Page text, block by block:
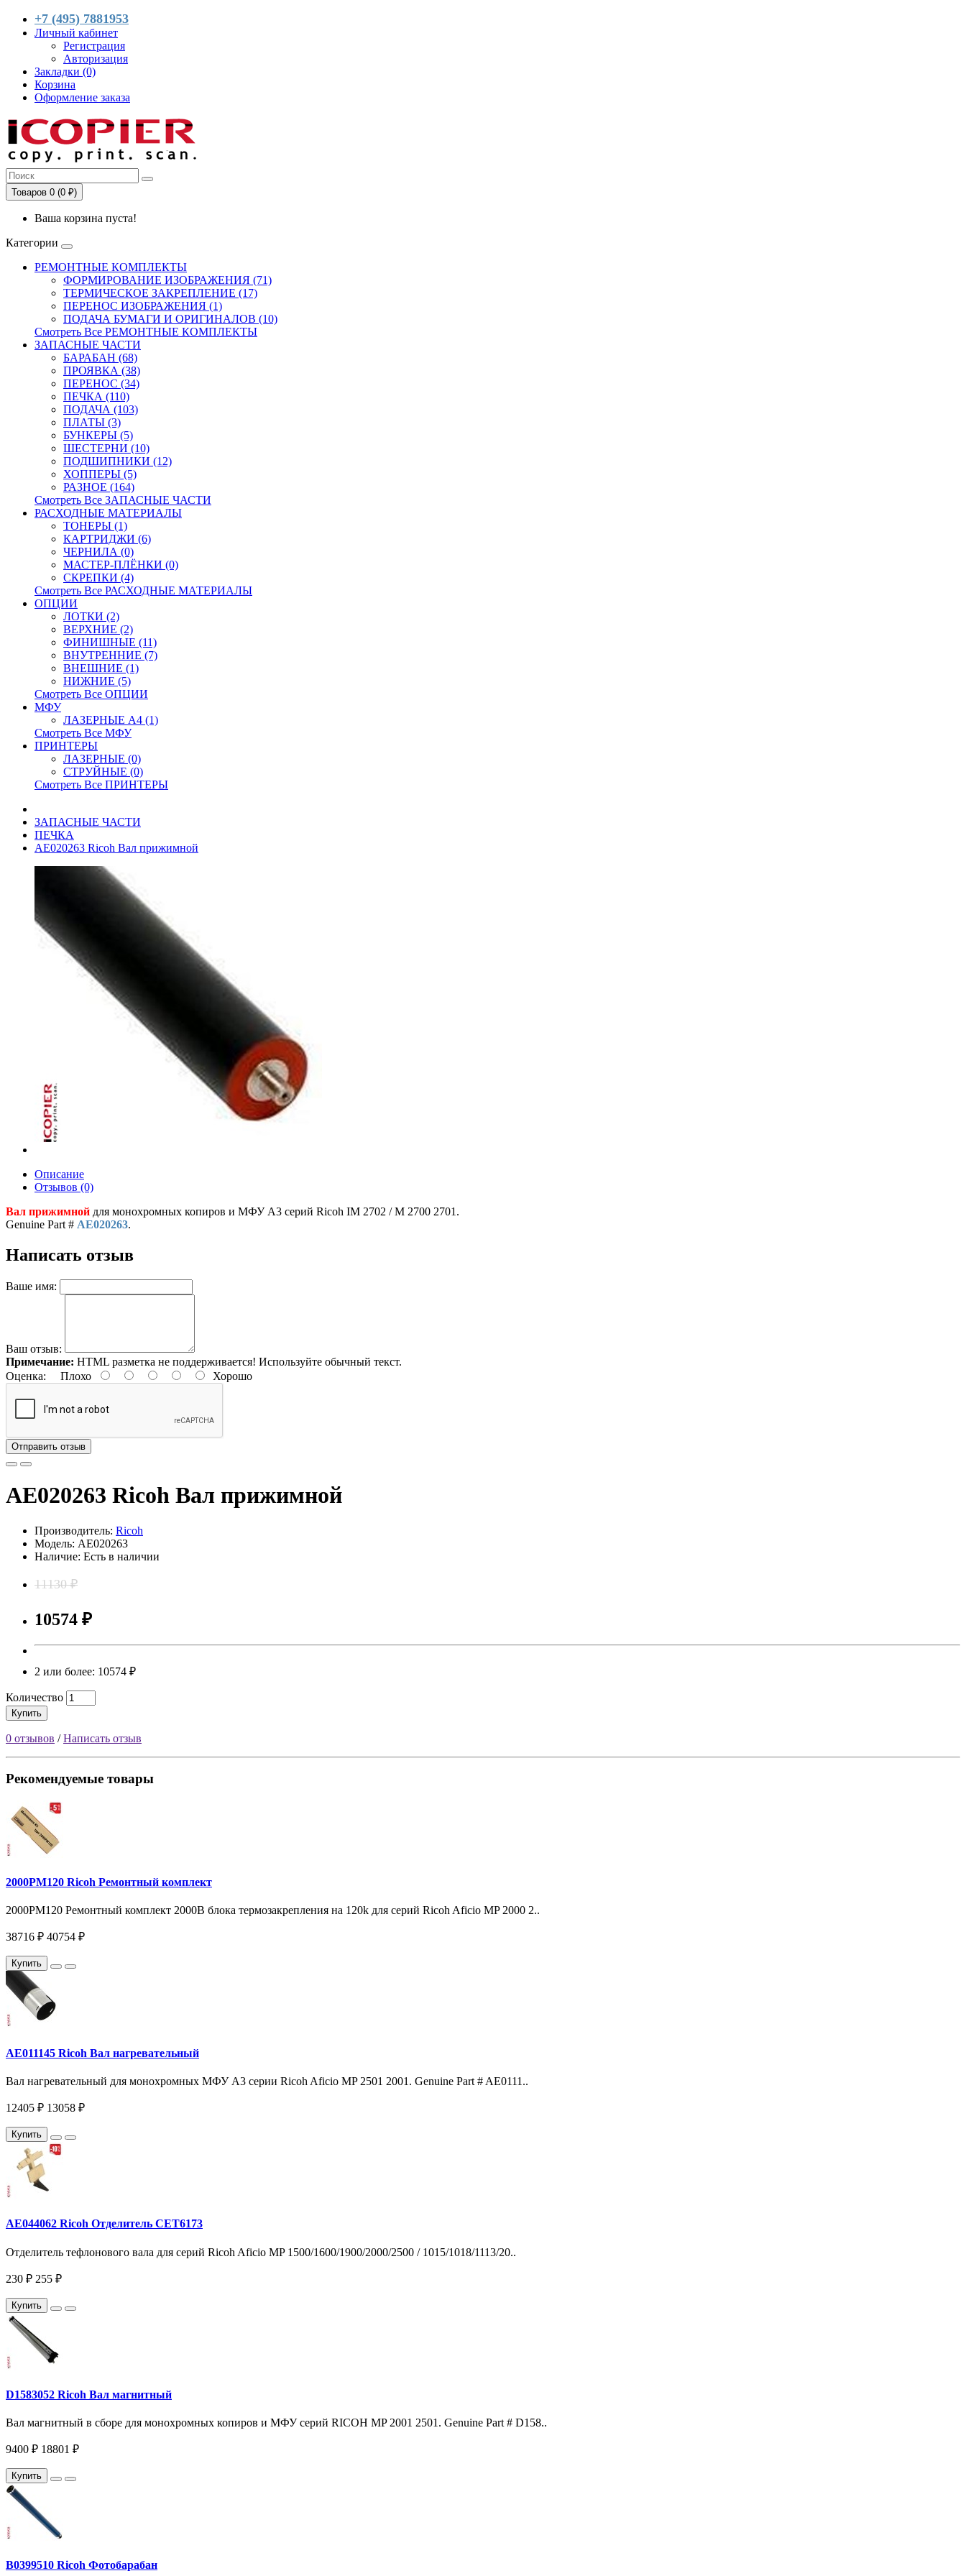
+7 (495) 7881953
Личный кабинет
Регистрация
Авторизация
Закладки (0)
Корзина
Оформление заказа
Товаров 0 (0 ₽)
Ваша корзина пуста!
Категории
РЕМОНТНЫЕ КОМПЛЕКТЫ
ФОРМИРОВАНИЕ ИЗОБРАЖЕНИЯ (71)
ТЕРМИЧЕСКОЕ ЗАКРЕПЛЕНИЕ (17)
ПЕРЕНОС ИЗОБРАЖЕНИЯ (1)
ПОДАЧА БУМАГИ И ОРИГИНАЛОВ (10)
Смотреть Все РЕМОНТНЫЕ КОМПЛЕКТЫ
ЗАПАСНЫЕ ЧАСТИ
БАРАБАН (68)
ПРОЯВКА (38)
ПЕРЕНОС (34)
ПЕЧКА (110)
ПОДАЧА (103)
ПЛАТЫ (3)
БУНКЕРЫ (5)
ШЕСТЕРНИ (10)
ПОДШИПНИКИ (12)
ХОППЕРЫ (5)
РАЗНОЕ (164)
Смотреть Все ЗАПАСНЫЕ ЧАСТИ
РАСХОДНЫЕ МАТЕРИАЛЫ
ТОНЕРЫ (1)
КАРТРИДЖИ (6)
ЧЕРНИЛА (0)
МАСТЕР-ПЛЁНКИ (0)
СКРЕПКИ (4)
Смотреть Все РАСХОДНЫЕ МАТЕРИАЛЫ
ОПЦИИ
ЛОТКИ (2)
ВЕРХНИЕ (2)
ФИНИШНЫЕ (11)
ВНУТРЕННИЕ (7)
ВНЕШНИЕ (1)
НИЖНИЕ (5)
Смотреть Все ОПЦИИ
МФУ
ЛАЗЕРНЫЕ A4 (1)
Смотреть Все МФУ
ПРИНТЕРЫ
ЛАЗЕРНЫЕ (0)
СТРУЙНЫЕ (0)
Смотреть Все ПРИНТЕРЫ
ЗАПАСНЫЕ ЧАСТИ
ПЕЧКА
AE020263 Ricoh Вал прижимной
Описание
Отзывов (0)
Вал прижимной для монохромных копиров и МФУ A3 серий Ricoh IM 2702 / M 2700 2701.
Genuine Part # AE020263.
Написать отзыв
Ваше имя:
Ваш отзыв:
Примечание: HTML разметка не поддерживается! Используйте обычный текст.
Оценка: Плохо Хорошо
Отправить отзыв
AE020263 Ricoh Вал прижимной
Производитель: Ricoh
Модель: AE020263
Наличие: Есть в наличии
11130 ₽
10574 ₽
2 или более: 10574 ₽
Количество
Купить
0 отзывов /Написать отзыв
Рекомендуемые товары
2000PM120 Ricoh Ремонтный комплект
2000PM120 Ремонтный комплект 2000B блока термозакрепления на 120k для серий Ricoh Aficio MP 2000 2..
38716 ₽ 40754 ₽
Купить
AE011145 Ricoh Вал нагревательный
Вал нагревательный для монохромных МФУ A3 серии Ricoh Aficio MP 2501 2001. Genuine Part # AE0111..
12405 ₽ 13058 ₽
Купить
AE044062 Ricoh Отделитель CET6173
Отделитель тефлонового вала для серий Ricoh Aficio MP 1500/1600/1900/2000/2500 / 1015/1018/1113/20..
230 ₽ 255 ₽
Купить
D1583052 Ricoh Вал магнитный
Вал магнитный в сборе для монохромных копиров и МФУ серий RICOH MP 2001 2501. Genuine Part # D158..
9400 ₽ 18801 ₽
Купить
B0399510 Ricoh Фотобарабан